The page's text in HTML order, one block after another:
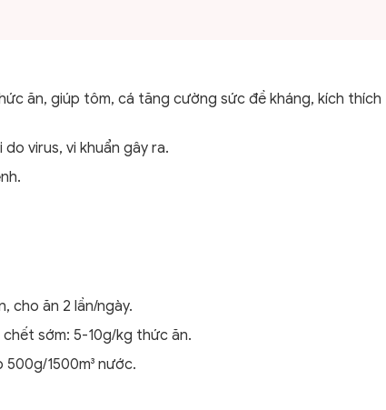
ăn, giúp tôm, cá tăng cường sức đề kháng, kích thích
virus, vi khuẩn gây ra.
cho ăn 2 lần/ngày.
sớm: 5-10g/kg thức ăn.
1500m³ nước.